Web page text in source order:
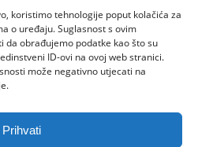
koristimo tehnologije poput kolačića za
o uređaju. Suglasnost s ovim
obrađujemo podatke kao što su
ID-ovi na ovoj web stranici.
može negativno utjecati na
Prihvati
3
Hrvatska
+385 (0) 52 556 610